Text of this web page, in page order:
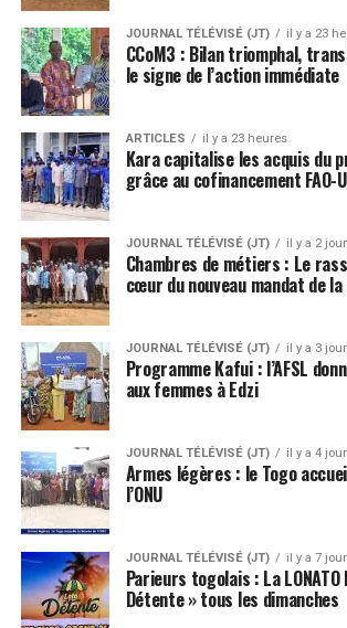
JOURNAL TÉLÉVISÉ (JT) il y a 23
CCoM3 : Bilan triomphal,
le signe de l’action immédiate
ARTICLES il y a 23 heures
Kara capitalise les acquis du
grâce au cofinancement FAO-
JOURNAL TÉLÉVISÉ (JT) il y a 2
Chambres de métiers : Le
cœur du nouveau mandat de la
JOURNAL TÉLÉVISÉ (JT) il y a 3
Programme Kafui : l’AFSL
aux femmes à Edzi
JOURNAL TÉLÉVISÉ (JT) il y a 4
Armes légères : le Togo
l’ONU
JOURNAL TÉLÉVISÉ (JT) il y a 7
Parieurs togolais : La
Détente » tous les dimanches